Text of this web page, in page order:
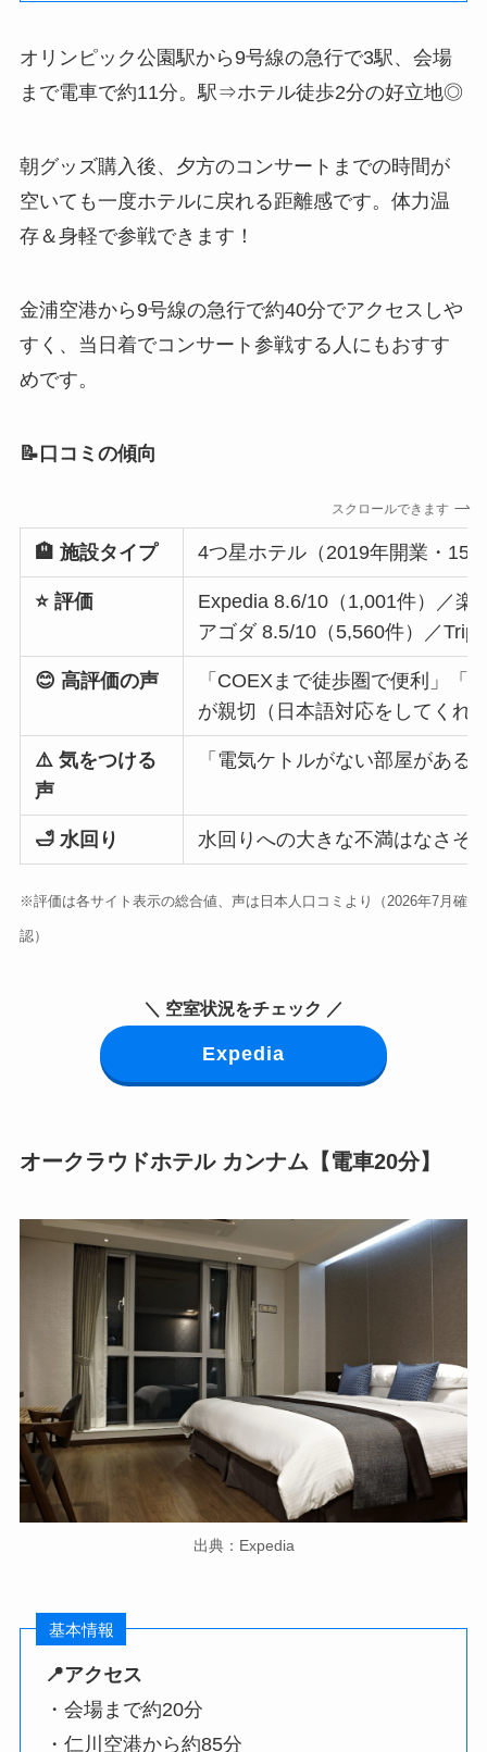
オリンピック公園駅から9号線の急行で3駅、会場
まで電車で約11分。駅⇒ホテル徒歩2分の好立地◎
朝グッズ購入後、夕方のコンサートまでの時間が
空いても一度ホテルに戻れる距離感です。体力温
存＆身軽で参戦できます！
金浦空港から9号線の急行で約40分でアクセスしや
すく、当日着でコンサート参戦する人にもおすす
めです。
📝口コミの傾向
スクロールできます
🏨 施設タイプ 4つ星ホテル（2019年開業・152
⭐ 評価
Expedia 8.6/10（1,001件）／楽
アゴダ 8.5/10（5,560件）／
😊 高評価の声
「COEXまで徒歩圏で便利」「
が親切（日本語対応をしてくれ
⚠️ 気をつける
声
「電気ケトルがない部屋があ
🛁 水回り 水回りへの大きな不満はなさそ
※評価は各サイト表示の総合値、声は日本人口コミより（2026年7月確
認）
＼ 空室状況をチェック ／
Expedia
オークラウドホテル カンナム【電車20分】
出典：Expedia
基本情報
📍アクセス
・会場まで約20分
・仁川空港から約85分